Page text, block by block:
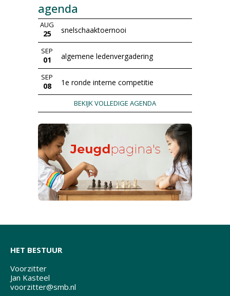
agenda
AUG
25 snelschaaktoernooi
SEP
01 algemene ledenvergadering
SEP
08 1e ronde interne competitie
BEKIJK VOLLEDIGE AGENDA
HET BESTUUR
Voorzitter
Jan Kasteel
voorzitter@smb.nl